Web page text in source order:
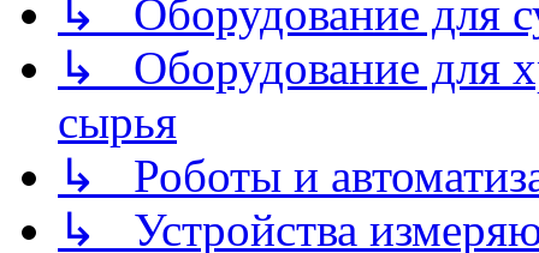
↳ Оборудование для
↳ Оборудование для
сырья
↳ Роботы и
↳ Устройства